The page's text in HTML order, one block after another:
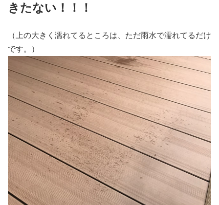
きたない！！！
（上の大きく濡れてるところは、ただ雨水で濡れてるだけ
です。）